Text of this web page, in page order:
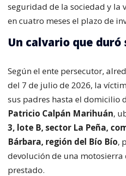
seguridad de la sociedad y la
en cuatro meses el plazo de
Un calvario que duró
Según el ente persecutor,
del 7 de julio de 2026, la
sus padres hasta el domicilio
Patricio Calpán Marihuán,
3, lote B, sector La Peña,
Bárbara, región del Bío Bío,
devolución de una motosierra
prestado.